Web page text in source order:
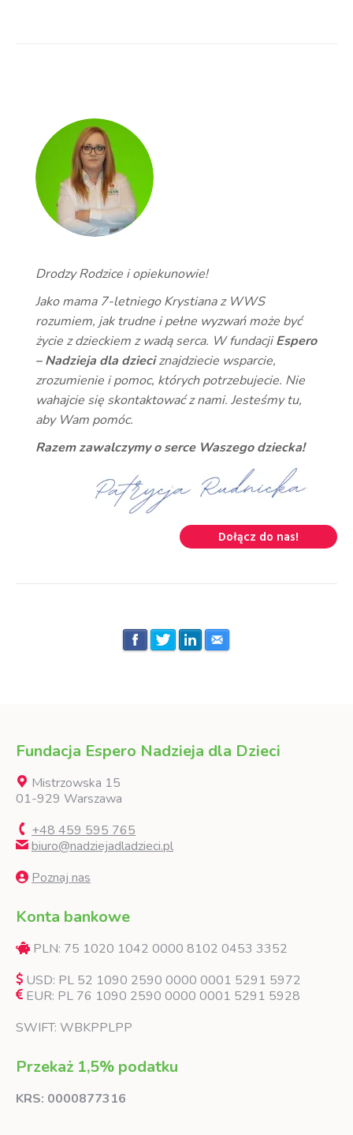
Drodzy Rodzice i opiekunowie!
Jako mama 7-letniego Krystiana z WWS
rozumiem, jak trudne i pełne wyzwań może być
życie z dzieckiem z wadą serca. W fundacjiEspero
– Nadzieja dla dzieciznajdziecie wsparcie,
zrozumienie i pomoc, których potrzebujecie. Nie
wahajcie się skontaktować z nami. Jesteśmy tu,
aby Wam pomóc.
Razem zawalczymy o serce Waszego dziecka!
Dołącz do nas!
Fundacja Espero Nadzieja dla Dzieci
Mistrzowska 15
01-929 Warszawa
+48 459 595 765
biuro@nadziejadladzieci.pl
Poznaj nas
Konta bankowe
PLN: 75 1020 1042 0000 8102 0453 3352
USD: PL 52 1090 2590 0000 0001 5291 5972
EUR: PL 76 1090 2590 0000 0001 5291 5928
SWIFT: WBKPPLPP
Przekaż 1,5% podatku
KRS: 0000877316